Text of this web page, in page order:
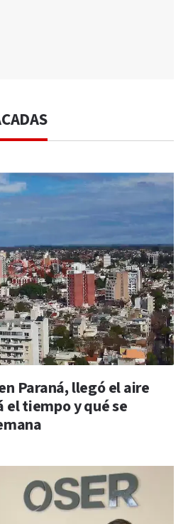
Paraná, llegó el aire
el tiempo y qué se